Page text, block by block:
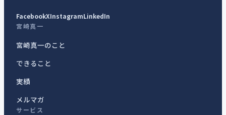
FacebookXInstagramLinkedIn
宮崎真一
宮崎真一のこと
できること
実績
メルマガ
サービス